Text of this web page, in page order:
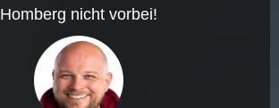
Homberg nicht vorbei!